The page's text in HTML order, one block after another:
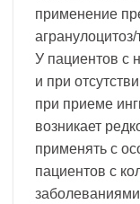
применение
У пациентов с
и при
при приеме
возникает
применять с
пациентов с